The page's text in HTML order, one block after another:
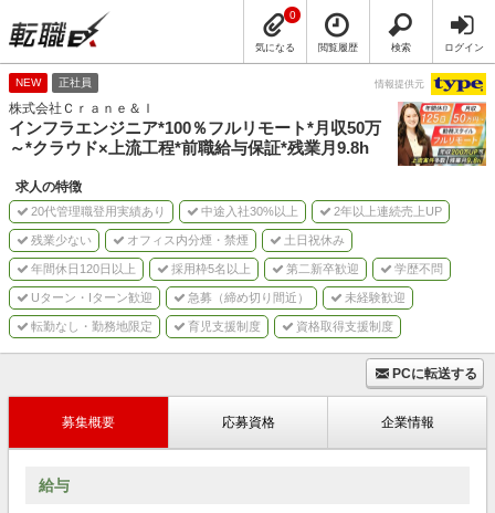
気になる
0
閲覧履歴 検索 ログイン
NEW 正社員 情報提供元
株式会社Ｃｒａｎｅ＆Ｉ
インフラエンジニア*100％フルリモート*月収50万
～*クラウド×上流工程*前職給与保証*残業月9.8h
求人の特徴
20代管理職登用実績あり 中途入社30%以上 2年以上連続売上UP
残業少ない オフィス内分煙・禁煙 土日祝休み
年間休日120日以上 採用枠5名以上 第二新卒歓迎 学歴不問
Uターン・Iターン歓迎 急募（締め切り間近） 未経験歓迎
転勤なし・勤務地限定 育児支援制度 資格取得支援制度
PCに転送する
募集概要 応募資格 企業情報
給与